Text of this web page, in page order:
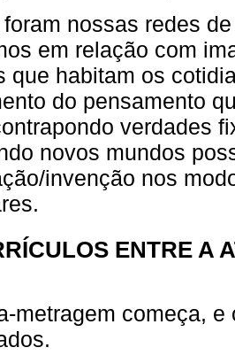
nossas redes
em relação com
que habitam os
do pensamento
verdades
novos mundos
invenção nos
ENTRE A
metragem começa,